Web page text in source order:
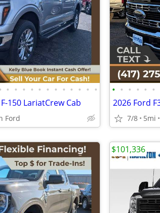
• • • • • • • • • • • •
150 LariatCrew Cab
Ford
• • • • • •
7/8 5mi
$101,336